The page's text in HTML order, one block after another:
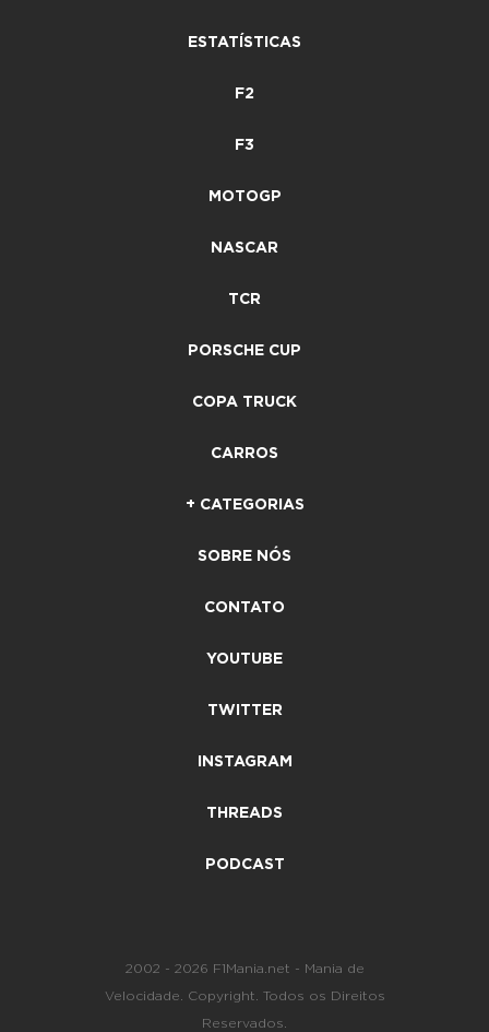
ESTATÍSTICAS
F2
F3
MOTOGP
NASCAR
TCR
PORSCHE CUP
COPA TRUCK
CARROS
+ CATEGORIAS
SOBRE NÓS
CONTATO
YOUTUBE
TWITTER
INSTAGRAM
THREADS
PODCAST
2002 - 2026 F1Mania.net - Mania de
Velocidade. Copyright. Todos os Direitos
Reservados.